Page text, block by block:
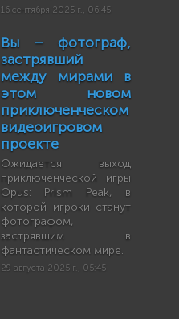
16 сентября 2025 г., 06:45
Вы – фотограф,
застрявший
между мирами в
этом новом
приключенческом
видеоигровом
проекте
Ожидается выход
приключенческой игры
Opus: Prism Peak, в
которой игроки станут
фотографом,
застрявшим в
фантастическом мире.
29 августа 2025 г., 05:45